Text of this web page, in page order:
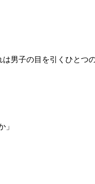
男子の目を引くひとつ
」